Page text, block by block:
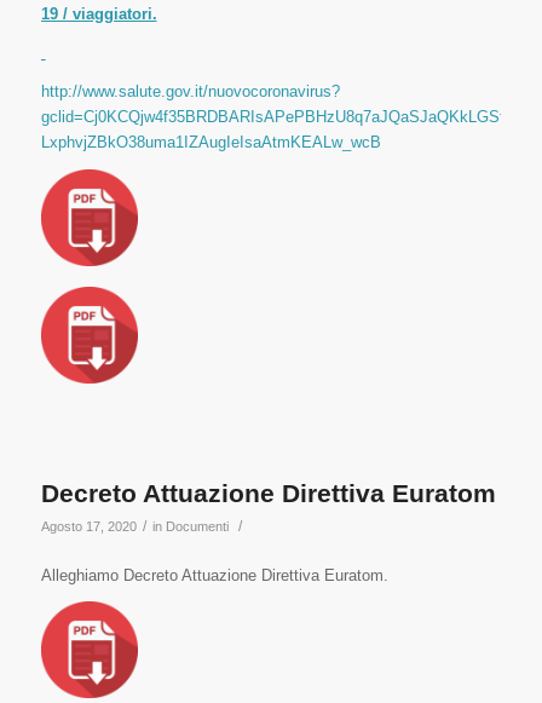
19 / viaggiatori.
http://www.salute.gov.it/nuovocoronavirus?
LxphvjZBkO38uma1IZAugIeIsaAtmKEALw_wcB
Decreto Attuazione Direttiva Euratom
Agosto 17, 2020 / in Documenti /
Alleghiamo Decreto Attuazione Direttiva Euratom.